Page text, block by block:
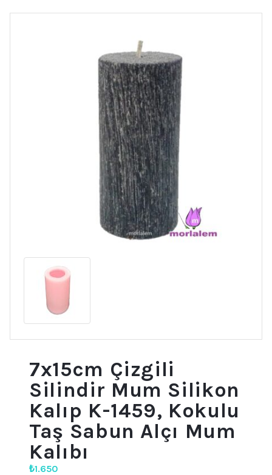
7x15cm Çizgili
Silindir Mum Silikon
Kalıp K-1459, Kokulu
Taş Sabun Alçı Mum
Kalıbı
₺1.650